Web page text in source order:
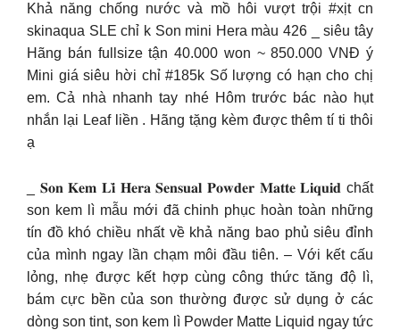
Khả năng chống nước và mồ hôi vượt trội #xịt cn
skinaqua SLE chỉ k Son mini Hera màu 426 _ siêu tây
Hãng bán fullsize tận 40.000 won ~ 850.000 VNĐ ý
Mini giá siêu hời chỉ #185k Số lượng có hạn cho chị
em. Cả nhà nhanh tay nhé Hôm trước bác nào hụt
nhắn lại Leaf liền . Hãng tặng kèm được thêm tí ti thôi
ạ
_ 𝐒𝐨𝐧 𝐊𝐞𝐦 𝐋𝐢̀ 𝐇𝐞𝐫𝐚 𝐒𝐞𝐧𝐬𝐮𝐚𝐥 𝐏𝐨𝐰𝐝𝐞𝐫 𝐌𝐚𝐭𝐭𝐞 𝐋𝐢𝐪𝐮𝐢𝐝 chất
son kem lì mẫu mới đã chinh phục hoàn toàn những
tín đồ khó chiều nhất về khả năng bao phủ siêu đỉnh
của mình ngay lần chạm môi đầu tiên. – Với kết cấu
lỏng, nhẹ được kết hợp cùng công thức tăng độ lì,
bám cực bền của son thường được sử dụng ở các
dòng son tint, son kem lì Powder Matte Liquid ngay tức